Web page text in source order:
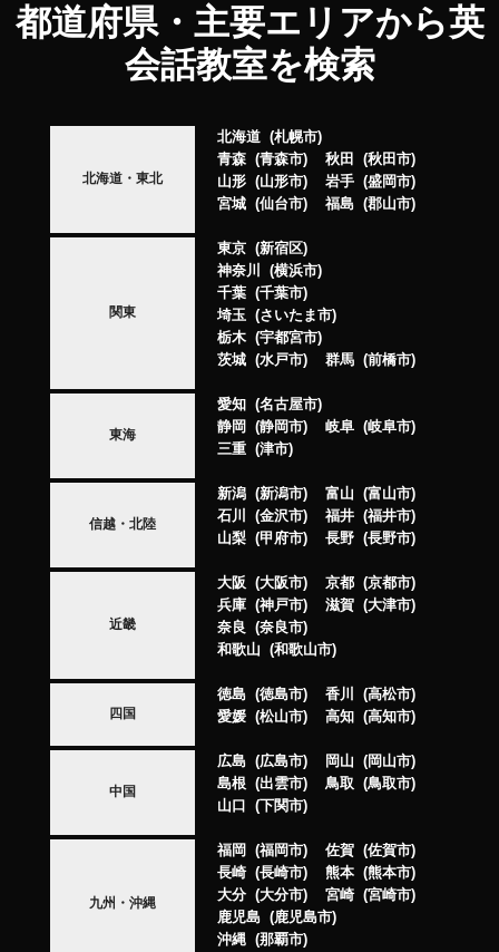
都道府県・主要エリアから英
会話教室を検索
北海道・東北
北海道
札幌市
青森
青森市 秋田
秋田市
山形
山形市 岩手
盛岡市
宮城
仙台市 福島 郡山市
関東
東京
新宿区
神奈川
横浜市
千葉
千葉市
埼玉
さいたま市
栃木
宇都宮市
茨城
水戸市 群馬 前橋市
東海
愛知
名古屋市
静岡
静岡市 岐阜
岐阜市
三重
津市
信越・北陸
新潟 新潟市 富山
富山市
石川
金沢市 福井
福井市
山梨
甲府市 長野 長野市
近畿
大阪 大阪市 京都
京都市
兵庫
神戸市 滋賀
大津市
奈良
奈良市
和歌山
和歌山市
四国
徳島 徳島市 香川
高松市
愛媛
松山市 高知 高知市
中国
広島 広島市 岡山
岡山市
島根
出雲市 鳥取
鳥取市
山口
下関市
九州・沖縄
福岡 福岡市 佐賀
佐賀市
長崎
長崎市 熊本
熊本市
大分
大分市 宮崎
宮崎市
鹿児島
鹿児島市
沖縄
那覇市